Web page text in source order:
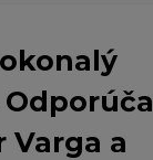
Varga a